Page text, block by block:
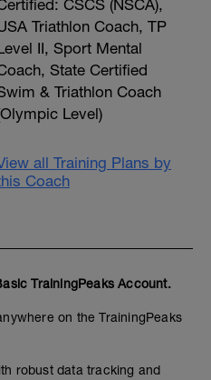
CSCS (NSCA),
Triathlon Coach, TP
II, Sport Mental
State Certified
& Triathlon Coach
Level)
all Training Plans by
Coach
TrainingPeaks Account.
on the TrainingPeaks
robust data tracking and